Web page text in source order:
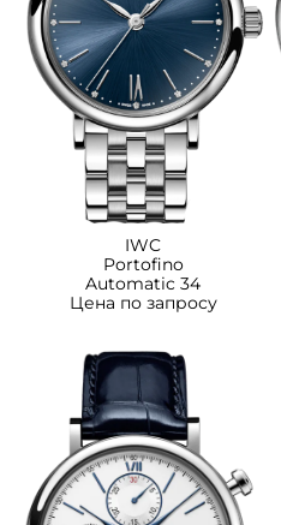
IWC
Portofino
Automatic 34
Цена по запросу